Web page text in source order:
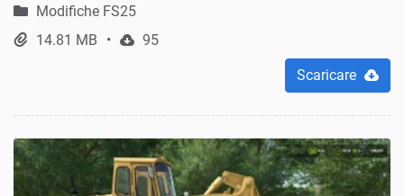
Modifiche FS25
14.81 MB
95
Scaricare